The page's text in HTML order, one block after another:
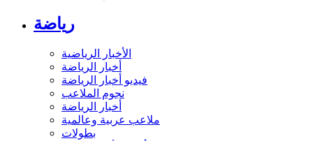
رياضة
الأخبار الرياضية
أخبار الرياضة
فيديو أخبار الرياضة
نجوم الملاعب
أخبار الرياضة
ملاعب عربية وعالمية
بطولات